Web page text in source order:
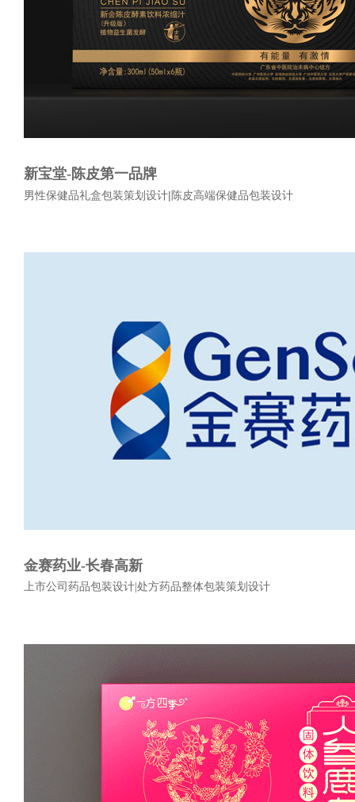
新宝堂-陈皮第一品牌
男性保健品礼盒包装策划设计|陈皮高端保健品包装设计
金赛药业-长春高新
上市公司药品包装设计|处方药品整体包装策划设计